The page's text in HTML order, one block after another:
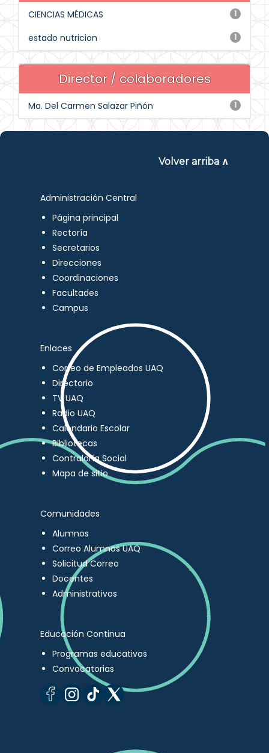
1
CIENCIAS MÉDICAS
1
estado nutricion
Director / colaboradores
1
Ma. Del Carmen Salazar Piñón
Volver arriba ∧
Administración Central
Página principal
Rectoría
Secretarios
Direcciones
Coordinaciones
Facultades
Campus
Enlaces
Correo de Empleados UAQ
Directorio
TV UAQ
Radio UAQ
Calendario Escolar
Bibliotecas
Contraloría Social
Mapa de sitio
Comunidades
Alumnos
Correo Alumnos UAQ
Solicitud Correo
Docentes
Administrativos
Educación Continua
Programas educativos
Convocatorias